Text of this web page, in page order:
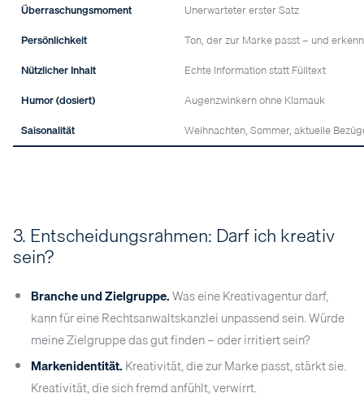
Überraschungsmoment
Unerwarteter erster Satz
Persönlichkeit
Ton, der zur Marke passt – und
Nützlicher Inhalt
Echte Information statt Fülltext
Humor (dosiert)
Augenzwinkern ohne Klamauk
Saisonalität
Weihnachten, Sommer, aktuelle
3. Entscheidungsrahmen: Darf ich kreativ
sein?
Branche und Zielgruppe.Was eine Kreativagentur darf,
kann für eine Rechtsanwaltskanzlei unpassend sein. Würde
meine Zielgruppe das gut finden – oder irritiert sein?
Markenidentität. Kreativität, die zur Marke passt, stärkt sie.
Kreativität, die sich fremd anfühlt, verwirrt.